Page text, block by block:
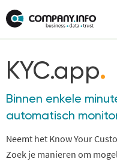
KYC.app.
Binnen enkele
automatisch
Neemt het Know Your
Zoek je manieren om